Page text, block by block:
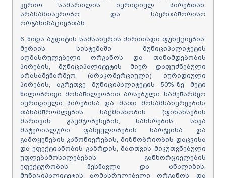
კერძო სამართლის იურიდიულ პირებთან,
არასამთავრობო და საერთაშორისო
ორგანიზაციებთან.
6. შიდა აუდიტის სამსახურის ძირითადი ფუნქციებია:
მერიის სისტემაში მუნიციპალიტეტის
აღმასრულებელი ორგანოს და თანამდებობის
პირების, მუნიციპალიტეტის მიერ დაფუძნებული
არასამეწარმეო (არაკომერციული) იურიდიული
პირების, აგრეთვე მუნიციპალიტეტის 50%-ზე მეტი
წილობრივი მონაწილეობით არსებული სამეწარმეო
იურიდიული პირებისა და მათი მოსამსახურეების/
თანამშრომლების საქმიანობის (ფინანსების
მართვის გაუმჯობესების, სახსრების, სხვა
მატერიალური ფასეულობების ხარჯვისა და
გამოყენების კანონიერების, მიზნობრიობის დაცვისა
და ეფექტიანობის გაზრდის, მათთვის მიკუთვნებული
უფლებამოსილებების განხორციელების
ეფექტურობის შესწავლა და ანალიზის,
მუნიციპალიტეტის აღმასრულებელი ორგანოს და